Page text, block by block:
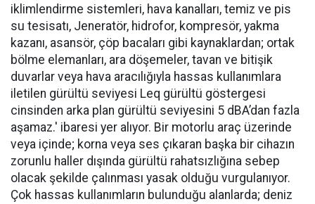
iklimlendirme sistemleri, hava kanalları, temiz ve pis
su tesisatı, Jeneratör, hidrofor, kompresör, yakma
kazanı, asansör, çöp bacaları gibi kaynaklardan; ortak
bölme elemanları, ara döşemeler, tavan ve bitişik
duvarlar veya hava aracılığıyla hassas kullanımlara
iletilen gürültü seviyesi Leq gürültü göstergesi
cinsinden arka plan gürültü seviyesini 5 dBA’dan fazla
aşamaz.' ibaresi yer alıyor. Bir motorlu araç üzerinde
veya içinde; korna veya ses çıkaran başka bir cihazın
zorunlu haller dışında gürültü rahatsızlığına sebep
olacak şekilde çalınması yasak olduğu vurgulanıyor.
Çok hassas kullanımların bulunduğu alanlarda; deniz